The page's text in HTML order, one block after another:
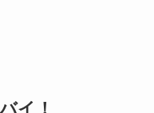
イ！